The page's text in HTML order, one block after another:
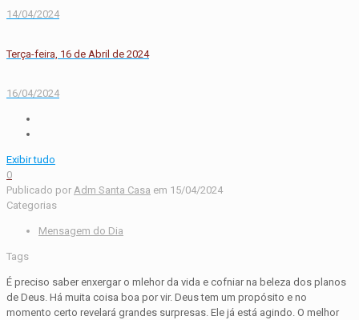
14/04/2024
Terça-feira, 16 de Abril de 2024
16/04/2024
Exibir tudo
0
Publicado por Adm Santa Casa em 15/04/2024
Categorias
Mensagem do Dia
Tags
É preciso saber enxergar o mlehor da vida e cofniar na beleza dos planos
de Deus. Há muita coisa boa por vir. Deus tem um propósito e no
momento certo revelará grandes surpresas. Ele já está agindo. O melhor